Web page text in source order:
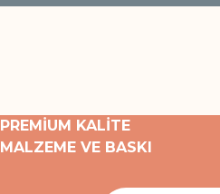
PREMİUM KALİTE
MALZEME VE BASKI